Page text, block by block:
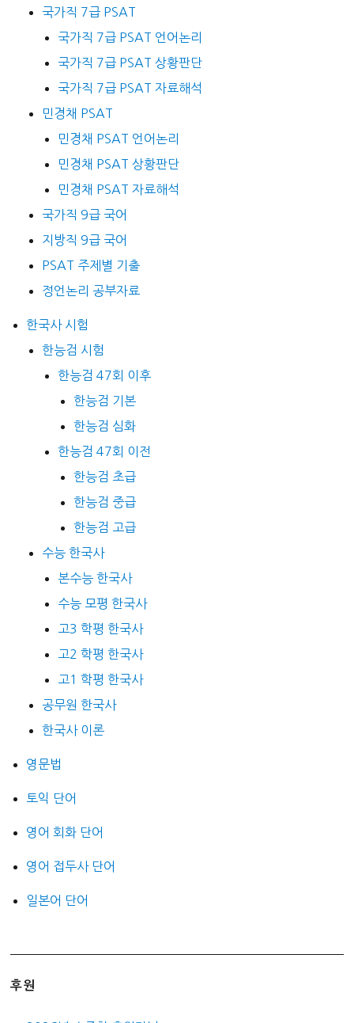
국가직 7급 PSAT
국가직 7급 PSAT 언어논리
국가직 7급 PSAT 상황판단
국가직 7급 PSAT 자료해석
민경채 PSAT
민경채 PSAT 언어논리
민경채 PSAT 상황판단
민경채 PSAT 자료해석
국가직 9급 국어
지방직 9급 국어
PSAT 주제별 기출
정언논리 공부자료
한국사 시험
한능검 시험
한능검 47회 이후
한능검 기본
한능검 심화
한능검 47회 이전
한능검 초급
한능검 중급
한능검 고급
수능 한국사
본수능 한국사
수능 모평 한국사
고3 학평 한국사
고2 학평 한국사
고1 학평 한국사
공무원 한국사
한국사 이론
영문법
토익 단어
영어 회화 단어
영어 접두사 단어
일본어 단어
후원